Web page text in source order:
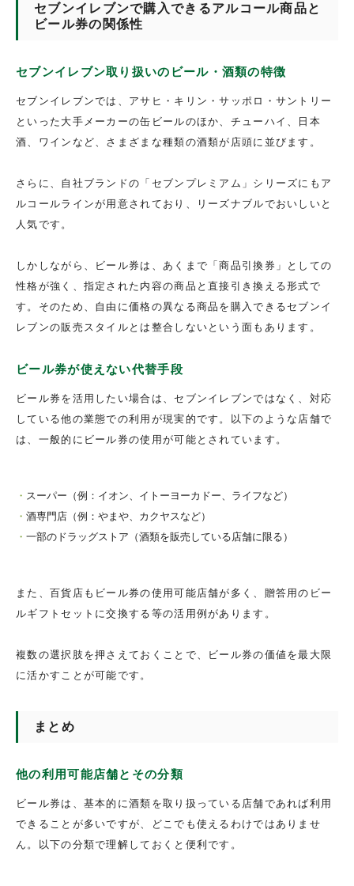
セブンイレブンで購入できるアルコール商品と
ビール券の関係性
セブンイレブン取り扱いのビール・酒類の特徴
セブンイレブンでは、アサヒ・キリン・サッポロ・サントリー
といった大手メーカーの缶ビールのほか、チューハイ、日本
酒、ワインなど、さまざまな種類の酒類が店頭に並びます。
さらに、自社ブランドの「セブンプレミアム」シリーズにもア
ルコールラインが用意されており、リーズナブルでおいしいと
人気です。
しかしながら、ビール券は、あくまで「商品引換券」としての
性格が強く、指定された内容の商品と直接引き換える形式で
す。そのため、自由に価格の異なる商品を購入できるセブンイ
レブンの販売スタイルとは整合しないという面もあります。
ビール券が使えない代替手段
ビール券を活用したい場合は、セブンイレブンではなく、対応
している他の業態での利用が現実的です。以下のような店舗で
は、一般的にビール券の使用が可能とされています。
スーパー（例：イオン、イトーヨーカドー、ライフなど）
酒専門店（例：やまや、カクヤスなど）
一部のドラッグストア（酒類を販売している店舗に限る）
また、百貨店もビール券の使用可能店舗が多く、贈答用のビー
ルギフトセットに交換する等の活用例があります。
複数の選択肢を押さえておくことで、ビール券の価値を最大限
に活かすことが可能です。
まとめ
他の利用可能店舗とその分類
ビール券は、基本的に酒類を取り扱っている店舗であれば利用
できることが多いですが、どこでも使えるわけではありませ
ん。以下の分類で理解しておくと便利です。